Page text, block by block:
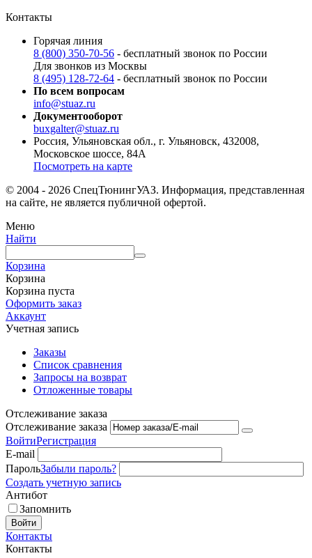
Контакты
Горячая линия
8 (800) 350-70-56 - бесплатный звонок по России
Для звонков из Москвы
8 (495) 128-72-64 - бесплатный звонок по России
По всем вопросам
info@stuaz.ru
Документооборот
buxgalter@stuaz.ru
Россия, Ульяновская обл., г. Ульяновск, 432008,
Московское шоссе, 84А
Посмотреть на карте
© 2004 - 2026 СпецТюнингУАЗ. Информация, представленная
на сайте, не является публичной офертой.
Меню
Найти
Корзина
Корзина
Корзина пуста
Оформить заказ
Аккаунт
Учетная запись
Заказы
Список сравнения
Запросы на возврат
Отложенные товары
Отслеживание заказа
Отслеживание заказа
ВойтиРегистрация
E-mail
ПарольЗабыли пароль?
Создать учетную запись
Антибот
Запомнить
Войти
Контакты
Контакты